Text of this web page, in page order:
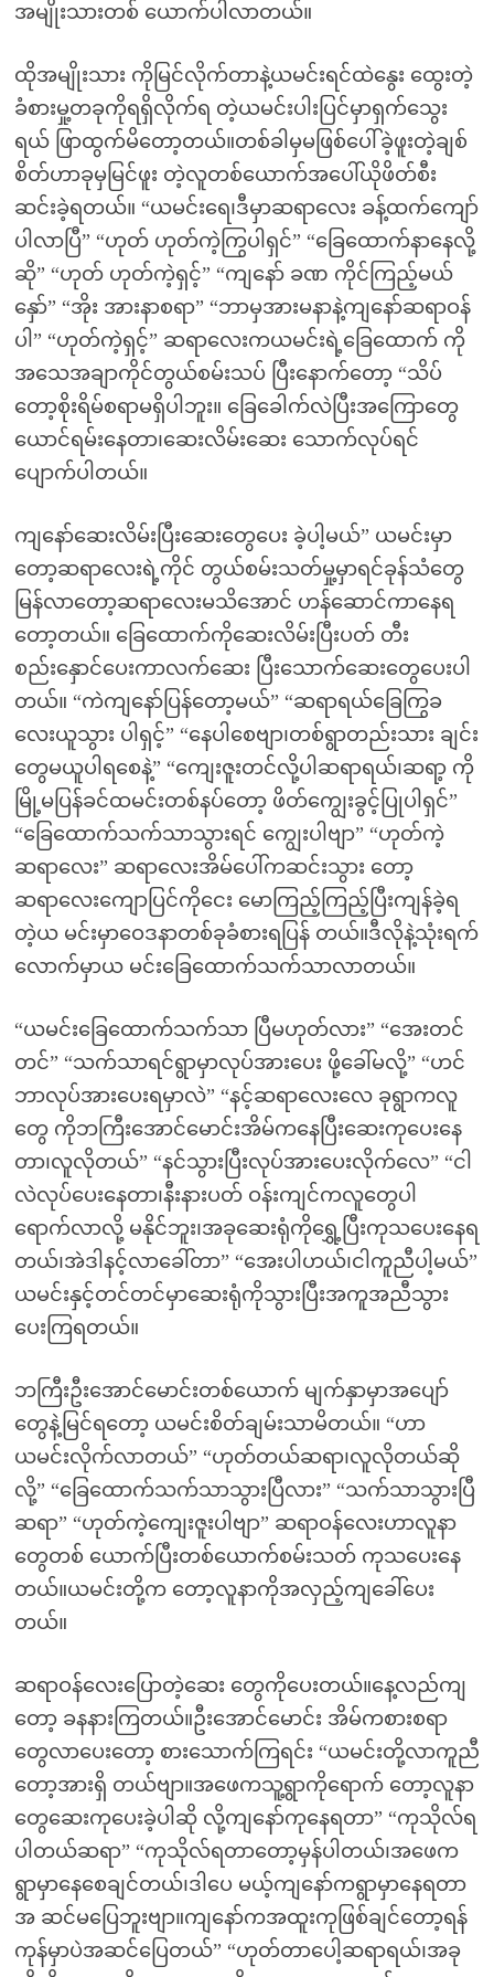
အမျိုးသားတစ် ယောက်ပါလာတယ်။
ထိုအမျိုးသား ကိုမြင်လိုက်တာနဲ့ယမင်းရင်ထဲနွေး ထွေးတဲ့
ခံစားမှု့တခုကိုရရှိလိုက်ရ တဲ့ယမင်းပါးပြင်မှာရှက်သွေး
ရယ် ဖြာထွက်မိတော့တယ်။တစ်ခါမှမဖြစ်ပေါ်ခဲ့ဖူးတဲ့ချစ်
စိတ်ဟာခုမှမြင်ဖူး တဲ့လူတစ်ယောက်အပေါ်ယိုဖိတ်စီး
ဆင်းခဲ့ရတယ်။ “ယမင်းရေ၊ဒီမှာဆရာလေး ခန့်ထက်ကျော်
ပါလာပြီ” “ဟုတ် ဟုတ်ကဲ့ကြွပါရှင်” “ခြေထောက်နာနေလို့
ဆို” “ဟုတ် ဟုတ်ကဲ့ရှင့်” “ကျနော် ခဏ ကိုင်ကြည့်မယ်
နှော်” “အိုး အားနာစရာ” “ဘာမှအားမနာနဲ့ကျနော်ဆရာဝန်
ပါ” “ဟုတ်ကဲ့ရှင့်” ဆရာလေးကယမင်းရဲ့ခြေထောက် ကို
အသေအချာကိုင်တွယ်စမ်းသပ် ပြီးနောက်တော့ “သိပ်
တော့စိုးရိမ်စရာမရှိပါဘူး။ ခြေခေါက်လဲပြီးအကြောတွေ
ယောင်ရမ်းနေတာ၊ဆေးလိမ်းဆေး သောက်လုပ်ရင်
ပျောက်ပါတယ်။
ကျနော်ဆေးလိမ်းပြီးဆေးတွေပေး ခဲ့ပါ့မယ်” ယမင်းမှာ
တော့ဆရာလေးရဲ့ကိုင် တွယ်စမ်းသတ်မှု့မှာရင်ခုန်သံတွေ
မြန်လာတော့ဆရာလေးမသိအောင် ဟန်ဆောင်ကာနေရ
တော့တယ်။ ခြေထောက်ကိုဆေးလိမ်းပြီးပတ် တီး
စည်းနှောင်ပေးကာလက်ဆေး ပြီးသောက်ဆေးတွေပေးပါ
တယ်။ “ကဲကျနော်ပြန်တော့မယ်” “ဆရာရယ်ခြေကြွခ
လေးယူသွား ပါရှင့်” “နေပါစေဗျာ၊တစ်ရွာတည်းသား ချင်း
တွေမယူပါရစေနဲ့” “ကျေးဇူးတင်လို့ပါဆရာရယ်၊ဆရာ့ ကို
မြို့မပြန်ခင်ထမင်းတစ်နပ်တော့ ဖိတ်ကျွေးခွင့်ပြုပါရှင်”
“ခြေထောက်သက်သာသွားရင် ကျွေးပါဗျာ” “ဟုတ်ကဲ့
ဆရာလေး” ဆရာလေးအိမ်ပေါ်ကဆင်းသွား တော့
ဆရာလေးကျောပြင်ကိုငေး မောကြည့်ကြည့်ပြီးကျန်ခဲ့ရ
တဲ့ယ မင်းမှာဝေဒနာတစ်ခုခံစားရပြန် တယ်။ဒီလိုနဲ့သုံးရက်
လောက်မှာယ မင်းခြေထောက်သက်သာလာတယ်။
“ယမင်းခြေထောက်သက်သာ ပြီမဟုတ်လား” “အေးတင်
တင်” “သက်သာရင်ရွာမှာလုပ်အားပေး ဖို့ခေါ်မလို့” “ဟင်
ဘာလုပ်အားပေးရမှာလဲ” “နင့်ဆရာလေးလေ ခုရွာကလူ
တွေ ကိုဘကြီးအောင်မောင်းအိမ်ကနေပြီးဆေးကုပေးနေ
တာ၊လူလိုတယ်” “နင်သွားပြီးလုပ်အားပေးလိုက်လေ” “ငါ
လဲလုပ်ပေးနေတာ၊နီးနားပတ် ဝန်းကျင်ကလူတွေပါ
ရောက်လာလို့ မနိုင်ဘူး၊အခုဆေးရုံကိုရွှေ့ပြီးကုသပေးနေရ
တယ်၊အဲဒါနင့်လာခေါ်တာ” “အေးပါဟယ်၊ငါကူညီပါ့မယ်”
ယမင်းနှင့်တင်တင်မှာဆေးရုံကိုသွားပြီးအကူအညီသွား
ပေးကြရတယ်။
ဘကြီးဦးအောင်မောင်းတစ်ယောက် မျက်နှာမှာအပျော်
တွေနဲ့မြင်ရတော့ ယမင်းစိတ်ချမ်းသာမိတယ်။ “ဟာ
ယမင်းလိုက်လာတယ်” “ဟုတ်တယ်ဆရာ၊လူလိုတယ်ဆို
လို့” “ခြေထောက်သက်သာသွားပြီလား” “သက်သာသွားပြီ
ဆရာ” “ဟုတ်ကဲ့ကျေးဇူးပါဗျာ” ဆရာဝန်လေးဟာလူနာ
တွေတစ် ယောက်ပြီးတစ်ယောက်စမ်းသတ် ကုသပေးနေ
တယ်။ယမင်းတို့က တော့လူနာကိုအလှည့်ကျခေါ်ပေး
တယ်။
ဆရာဝန်လေးပြောတဲ့ဆေး တွေကိုပေးတယ်။နေ့လည်ကျ
တော့ ခနနားကြတယ်။ဦးအောင်မောင်း အိမ်ကစားစရာ
တွေလာပေးတော့ စားသောက်ကြရင်း “ယမင်းတို့လာကူညီ
တော့အားရှိ တယ်ဗျာ။အဖေကသူ့ရွာကိုရောက် တော့လူနာ
တွေဆေးကုပေးခဲ့ပါဆို လို့ကျနော်ကုနေရတာ” “ကုသိုလ်ရ
ပါတယ်ဆရာ” “ကုသိုလ်ရတာတော့မှန်ပါတယ်၊အဖေက
ရွာမှာနေစေချင်တယ်၊ဒါပေ မယ့်ကျနော်ကရွာမှာနေရတာ
အ ဆင်မပြေဘူးဗျာ။ကျနော်ကအထူးကုဖြစ်ချင်တော့ရန်
ကုန်မှာပဲအဆင်ပြေတယ်” “ဟုတ်တာပေါ့ဆရာရယ်၊အခု